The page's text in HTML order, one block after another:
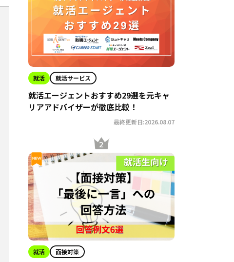
就活 就活サービス
就活エージェントおすすめ29選を元キャ
リアアドバイザーが徹底比較！
最終更新日:2026.08.07
就活 面接対策